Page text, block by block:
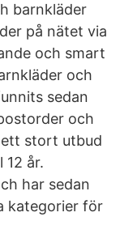
barnkläder
på nätet via
och smart
och
sedan
och
ett stort utbud
år.
har sedan
kategorier för